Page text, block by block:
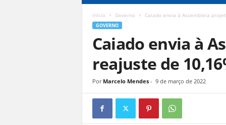
ç
Início Governo Caiado envia à Assembleia
GOVERNO
Caiado envia à
reajuste de
Por Marcelo Mendes- 9 de março de 2022